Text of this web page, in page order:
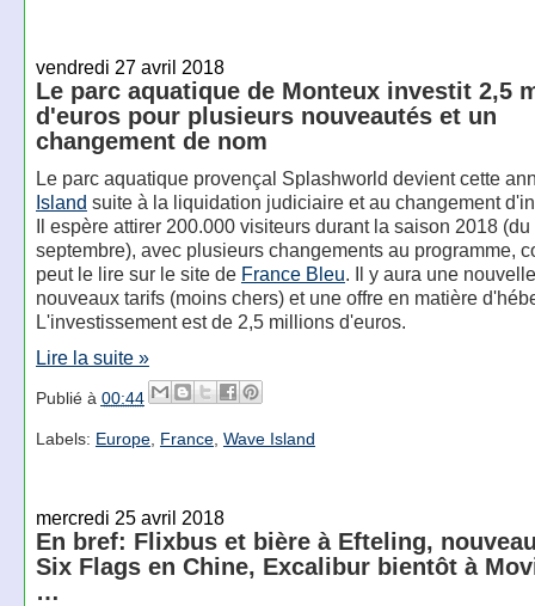
vendredi 27 avril 2018
Le parc aquatique de Monteux investit 2,5
d'euros pour plusieurs nouveautés et un
changement de nom
Le parc aquatique provençal Splashworld devient cette
Island suite à la liquidation judiciaire et au changement
Il espère attirer 200.000 visiteurs durant la saison 2018
septembre), avec plusieurs changements au programme,
peut le lire sur le site de France Bleu. Il y aura une
nouveaux tarifs (moins chers) et une offre en matière
L'investissement est de 2,5 millions d'euros.
Lire la suite »
Publié à 00:44
Labels: Europe, France, Wave Island
mercredi 25 avril 2018
En bref: Flixbus et bière à Efteling,
Six Flags en Chine, Excalibur bientôt à
…